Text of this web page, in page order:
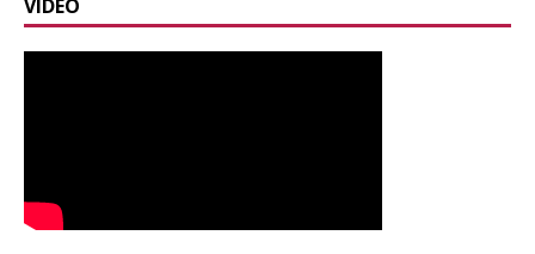
VIDEO